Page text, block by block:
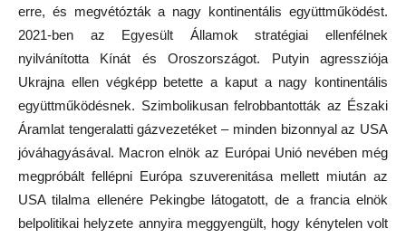
erre, és megvétózták a nagy kontinentális együttműködést.
2021-ben az Egyesült Államok stratégiai ellenfélnek
nyilvánította Kínát és Oroszországot. Putyin agressziója
Ukrajna ellen végképp betette a kaput a nagy kontinentális
együttműködésnek. Szimbolikusan felrobbantották az Északi
Áramlat tengeralatti gázvezetéket – minden bizonnyal az USA
jóváhagyásával. Macron elnök az Európai Unió nevében még
megpróbált fellépni Európa szuverenitása mellett miután az
USA tilalma ellenére Pekingbe látogatott, de a francia elnök
belpolitikai helyzete annyira meggyengült, hogy kénytelen volt